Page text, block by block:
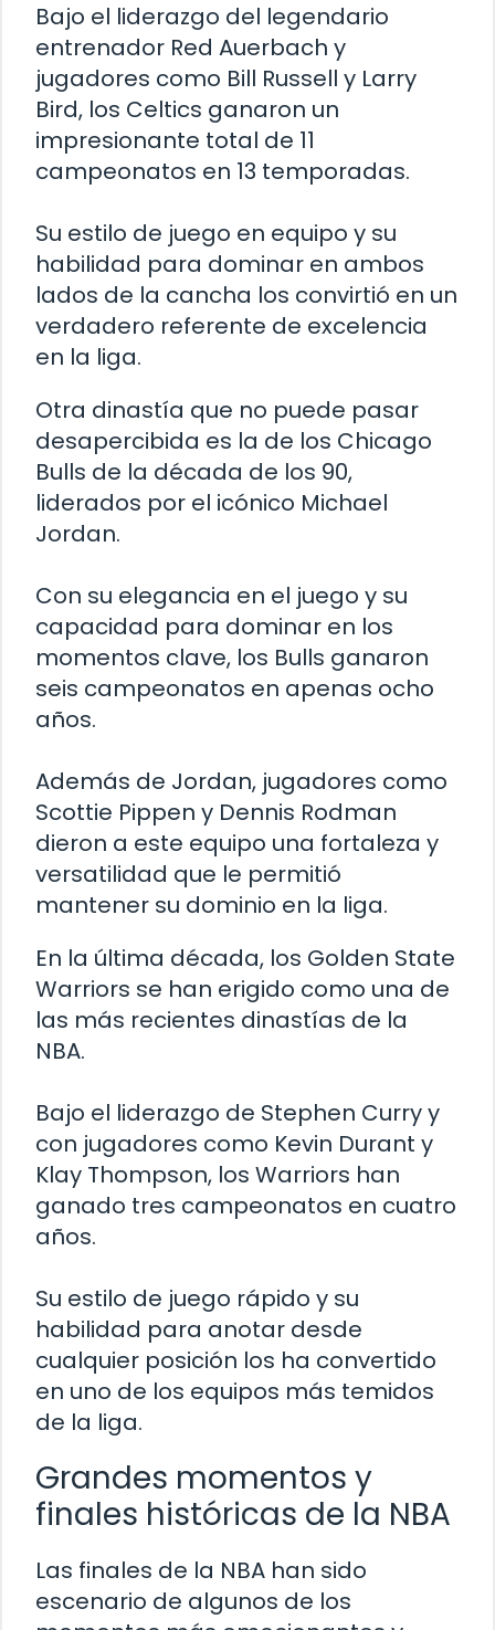
Bajo el liderazgo del legendario
entrenador Red Auerbach y
jugadores como Bill Russell y Larry
Bird, los Celtics ganaron un
impresionante total de 11
campeonatos en 13 temporadas.
Su estilo de juego en equipo y su
habilidad para dominar en ambos
lados de la cancha los convirtió en un
verdadero referente de excelencia
en la liga.
Otra dinastía que no puede pasar
desapercibida es la de los Chicago
Bulls de la década de los 90,
liderados por el icónico Michael
Jordan.
Con su elegancia en el juego y su
capacidad para dominar en los
momentos clave, los Bulls ganaron
seis campeonatos en apenas ocho
años.
Además de Jordan, jugadores como
Scottie Pippen y Dennis Rodman
dieron a este equipo una fortaleza y
versatilidad que le permitió
mantener su dominio en la liga.
En la última década, los Golden State
Warriors se han erigido como una de
las más recientes dinastías de la
NBA.
Bajo el liderazgo de Stephen Curry y
con jugadores como Kevin Durant y
Klay Thompson, los Warriors han
ganado tres campeonatos en cuatro
años.
Su estilo de juego rápido y su
habilidad para anotar desde
cualquier posición los ha convertido
en uno de los equipos más temidos
de la liga.
Grandes momentos y
finales históricas de la NBA
Las finales de la NBA han sido
escenario de algunos de los